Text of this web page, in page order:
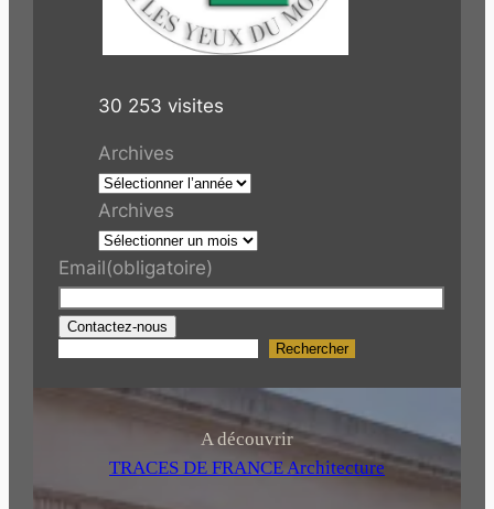
30 253 visites
Archives
Archives
Email(obligatoire)
Contactez-nous
R
r
Rechercher
A découvrir
TRACES DE FRANCE Architecture